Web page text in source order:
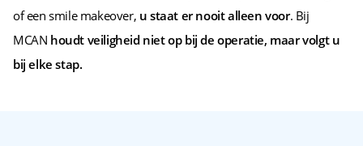
of een smile makeover, u staat er nooit alleen voor. Bij
MCAN houdt veiligheid niet op bij de operatie, maar volgt u
bij elke stap.